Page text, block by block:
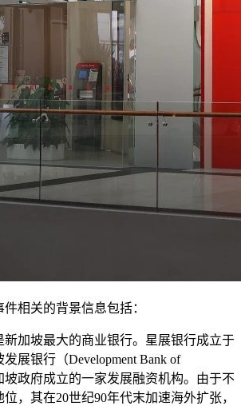
相关的背景信息包括：
新加坡最大的商业银行。星展银行成立于
展银行（Development Bank of
坡政府成立的一家发展融资机构。由于不
，其在20世纪90年代末加速海外扩张，